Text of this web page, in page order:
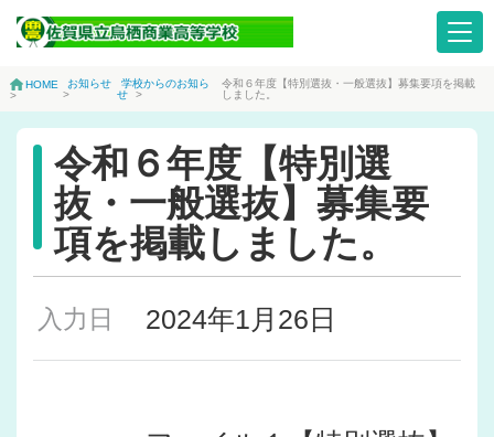
HOME
>
お知らせ
>
学校からのお知ら
せ
>
令和６年度【特別選抜・一般選抜】募集要項を掲載
しました。
令和６年度【特別選
抜・一般選抜】募集要
項を掲載しました。
入力日 2024年1月26日